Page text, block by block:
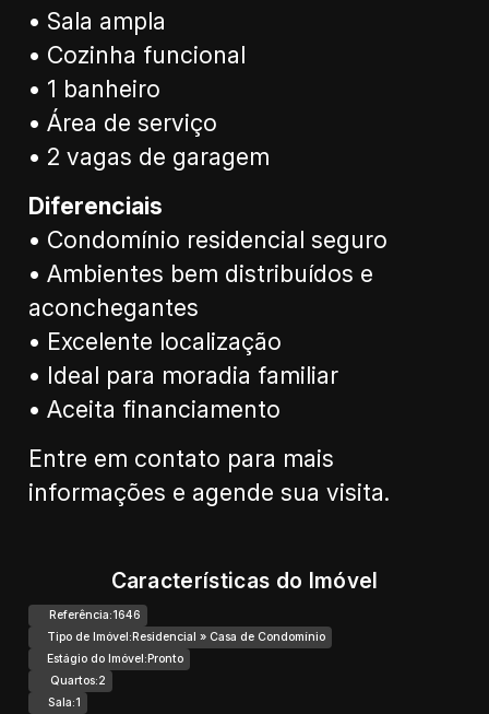
• Sala ampla
• Cozinha funcional
• 1 banheiro
• Área de serviço
• 2 vagas de garagem
Diferenciais
• Condomínio residencial seguro
• Ambientes bem distribuídos e
aconchegantes
• Excelente localização
• Ideal para moradia familiar
• Aceita financiamento
Entre em contato para mais
informações e agende sua visita.
Características do Imóvel
Referência:1646
Tipo de Imóvel:Residencial » Casa de Condomínio
Estágio do Imóvel:Pronto
Quartos:2
Sala:1